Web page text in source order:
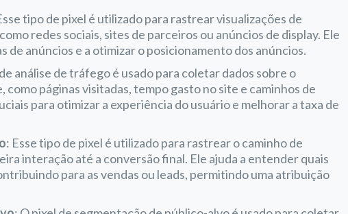
tipo de pixel é utilizado para rastrear visualizações de
redes sociais, sites de parceiros ou anúncios de display. Ele
de anúncios e a otimizar o posicionamento dos anúncios.
análise de tráfego é usado para coletar dados sobre o
páginas visitadas, tempo gasto no site e caminhos de
para otimizar a experiência do usuário e melhorar a taxa de
: Esse tipo de pixel é utilizado para rastrear o caminho de
interação até a conversão final. Ele ajuda a entender quais
para as vendas ou leads, permitindo uma atribuição